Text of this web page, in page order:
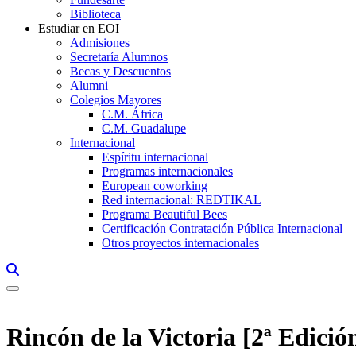
Biblioteca
Estudiar en EOI
Admisiones
Secretaría Alumnos
Becas y Descuentos
Alumni
Colegios Mayores
C.M. África
C.M. Guadalupe
Internacional
Espíritu internacional
Programas internacionales
European coworking
Red internacional: REDTIKAL
Programa Beautiful Bees
Certificación Contratación Pública Internacional
Otros proyectos internacionales
Rincón de la Victoria [2ª